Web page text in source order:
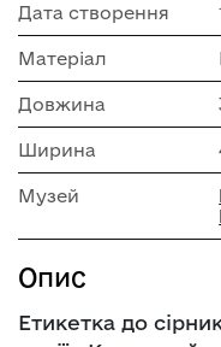
Дата створення
Матеріал
Довжина
Ширина
Музей
Опис
Етикетка до